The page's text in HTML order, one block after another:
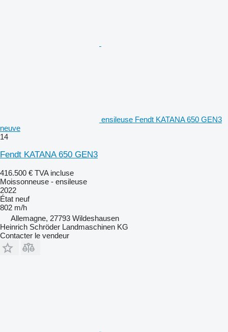
ensileuse Fendt KATANA 650 GEN3
neuve
14
Fendt KATANA 650 GEN3
416.500 € TVA incluse
Moissonneuse - ensileuse
2022
État neuf
802 m/h
Allemagne, 27793 Wildeshausen
Heinrich Schröder Landmaschinen KG
Contacter le vendeur